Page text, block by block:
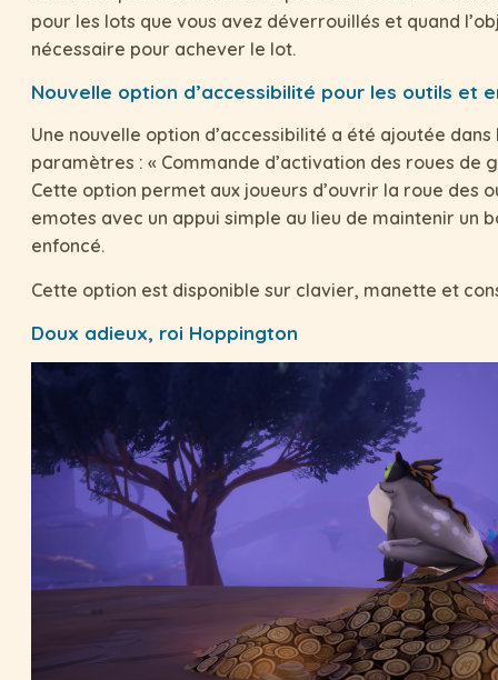
pour les lots que vous avez déverrouillés et quand
nécessaire pour achever le lot.
Nouvelle option d’accessibilité pour les outils et
Une nouvelle option d’accessibilité a été ajoutée dans
paramètres : « Commande d’activation des roues de
Cette option permet aux joueurs d’ouvrir la roue des
emotes avec un appui simple au lieu de maintenir un
enfoncé.
Cette option est disponible sur clavier, manette et
Doux adieux, roi Hoppington